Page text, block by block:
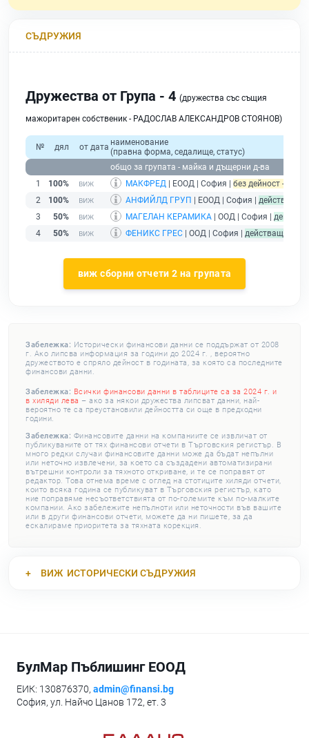
СЪДРУЖИЯ
Дружества от Група - 4 (дружества със същия
мажоритарен собственик - РАДОСЛАВ АЛЕКСАНДРОВ СТОЯНОВ)
№ дял от дата наименование
(правна форма, седалище, статус)
общо за групата - майка и дъщерни д-ва
1
100% МАКФРЕД | ЕООД | София | без дейност -
2
100% АНФИЙЛД ГРУП | ЕООД | София | действащ
3
50% МАГЕЛАН КЕРАМИКА | ООД | София |
4
50% ФЕНИКС ГРЕС | ООД | София | действащ
виж сборни отчети 2 на групата
Забележка: Исторически финансови данни се поддържат от 2008
г. Ако липсва информация за години до 2024 г. , вероятно
дружеството е спряло дейност в годината, за която са последните
финансови данни.
Забележка: Всички финансови данни в таблиците са за 2024 г. и
в хиляди лева – ако за някои дружества липсват данни, най-
вероятно те са преустановили дейността си още в предходни
години.
Забележка: Финансовите данни на компаниите се извличат от
публикуваните от тях финансови отчети в Търговския регистър. В
много редки случаи финансовите данни може да бъдат непълни
или неточно извлечени, за което са създадени автоматизирани
вътрешни контроли за тяхното откриване, и те се поправят от
редактор. Това отнема време с оглед на стотиците хиляди отчети,
които всяка година се публикуват в Търговския регистър, като
ние поправяме несъответствията от по-големите към по-малките
компании. Ако забележите непълноти или неточности във вашите
или в други финансови отчети, можете да ни пишете, за да
ескалираме приоритета за тяхната корекция.
ВИЖ ИСТОРИЧЕСКИ СЪДРУЖИЯ
БулМар Пъблишинг ЕООД
ЕИК: 130876370, admin@finansi.bg
София, ул. Найчо Цанов 172, ет. 3